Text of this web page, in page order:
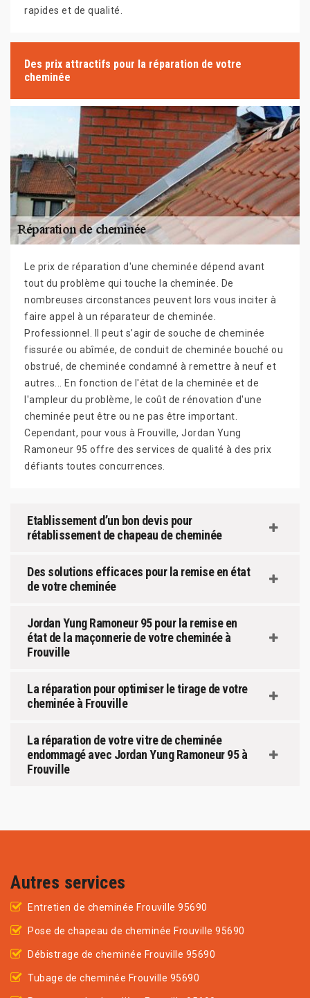
rapides et de qualité.
Des prix attractifs pour la réparation de votre
cheminée
Le prix de réparation d'une cheminée dépend avant
tout du problème qui touche la cheminée. De
nombreuses circonstances peuvent lors vous inciter à
faire appel à un réparateur de cheminée.
Professionnel. Il peut s’agir de souche de cheminée
fissurée ou abîmée, de conduit de cheminée bouché ou
obstrué, de cheminée condamné à remettre à neuf et
autres... En fonction de l'état de la cheminée et de
l'ampleur du problème, le coût de rénovation d'une
cheminée peut être ou ne pas être important.
Cependant, pour vous à Frouville, Jordan Yung
Ramoneur 95 offre des services de qualité à des prix
défiants toutes concurrences.
Etablissement d’un bon devis pour
rétablissement de chapeau de cheminée
Des solutions efficaces pour la remise en état
de votre cheminée
Jordan Yung Ramoneur 95 pour la remise en
état de la maçonnerie de votre cheminée à
Frouville
La réparation pour optimiser le tirage de votre
cheminée à Frouville
La réparation de votre vitre de cheminée
endommagé avec Jordan Yung Ramoneur 95 à
Frouville
Autres services
Entretien de cheminée Frouville 95690
Pose de chapeau de cheminée Frouville 95690
Débistrage de cheminée Frouville 95690
Tubage de cheminée Frouville 95690